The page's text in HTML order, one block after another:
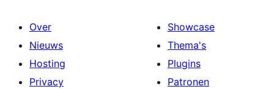
Over
Nieuws
Hosting
Privacy
Showcase
Thema's
Plugins
Patronen